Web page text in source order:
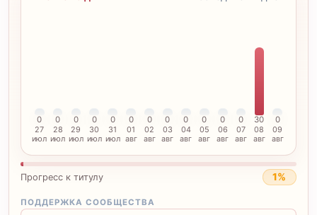
0
27
июл
0
28
июл
0
29
июл
0
30
июл
0
31
июл
0
01
авг
0
02
авг
0
03
авг
0
04
авг
0
05
авг
0
06
авг
0
07
авг
30
08
авг
0
09
авг
Прогресс к титулу 1%
ПОДДЕРЖКА СООБЩЕСТВА